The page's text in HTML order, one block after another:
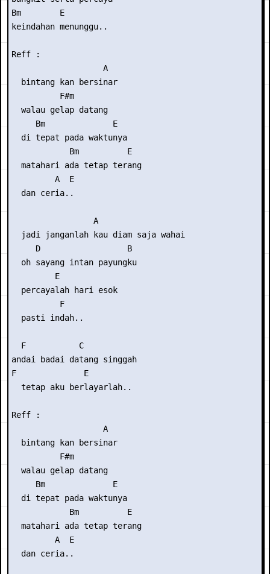
Bm        E
keindahan menunggu..
Reff :
                   A
  bintang kan bersinar
          F#m
  walau gelap datang
     Bm              E
  di tepat pada waktunya
            Bm          E
  matahari ada tetap terang
         A  E
  dan ceria..
                 A
  jadi janganlah kau diam saja wahai
     D                  B
  oh sayang intan payungku
         E
  percayalah hari esok
          F
  pasti indah..
  F           C
andai badai datang singgah
F              E
  tetap aku berlayarlah..
Reff :
                   A
  bintang kan bersinar
          F#m
  walau gelap datang
     Bm              E
  di tepat pada waktunya
            Bm          E
  matahari ada tetap terang
         A  E
  dan ceria..